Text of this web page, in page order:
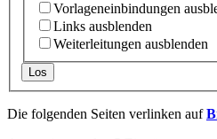
Vorlageneinbindungen
Links ausblenden
Weiterleitungen ausblenden
Los
Die folgenden Seiten verlinken auf